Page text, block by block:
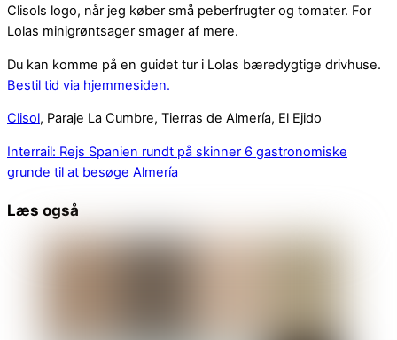
Clisols logo, når jeg køber små peberfrugter og tomater. For
Lolas minigrøntsager smager af mere.
Du kan komme på en guidet tur i Lolas bæredygtige drivhuse.
Bestil tid via hjemmesiden.
Clisol, Paraje La Cumbre, Tierras de Almería, El Ejido
Interrail: Rejs Spanien rundt på skinner 6 gastronomiske
grunde til at besøge Almería
Læs også